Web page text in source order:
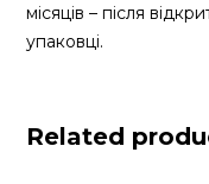
місяців – після
упаковці.
Related